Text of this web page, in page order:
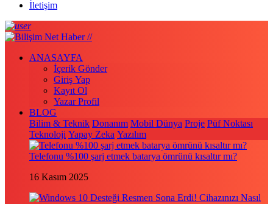
İletişim
ANASAYFA
İçerik Gönder
Giriş Yap
Kayıt Ol
Yazar Profil
BLOG
Bilim & Teknik Donanım Mobil Dünya Proje Püf Noktası
Teknoloji Yapay Zeka Yazılım
Telefonu %100 şarj etmek batarya ömrünü kısaltır mı?
16 Kasım 2025